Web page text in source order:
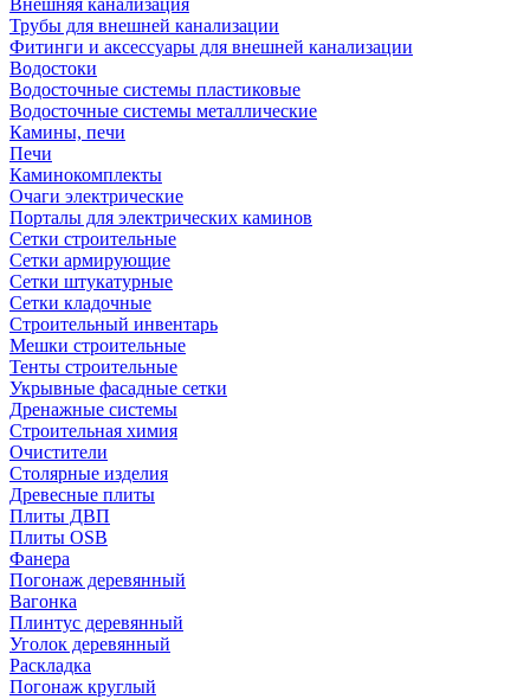
Внешняя канализация
Трубы для внешней канализации
Фитинги и аксессуары для внешней канализации
Водостоки
Водосточные системы пластиковые
Водосточные системы металлические
Камины, печи
Печи
Каминокомплекты
Очаги электрические
Порталы для электрических каминов
Сетки строительные
Сетки армирующие
Сетки штукатурные
Сетки кладочные
Строительный инвентарь
Мешки строительные
Тенты строительные
Укрывные фасадные сетки
Дренажные системы
Строительная химия
Очистители
Столярные изделия
Древесные плиты
Плиты ДВП
Плиты OSB
Фанера
Погонаж деревянный
Вагонка
Плинтус деревянный
Уголок деревянный
Раскладка
Погонаж круглый